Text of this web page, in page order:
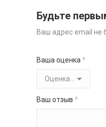
Будьте
Ваш адрес email не
Ваша оценка *
Ваш отзыв *